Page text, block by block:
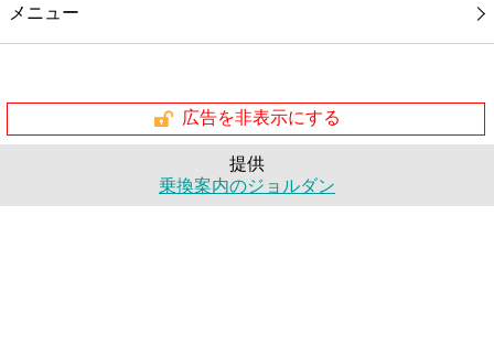
メニュー
広告を非表示にする
提供
乗換案内のジョルダン